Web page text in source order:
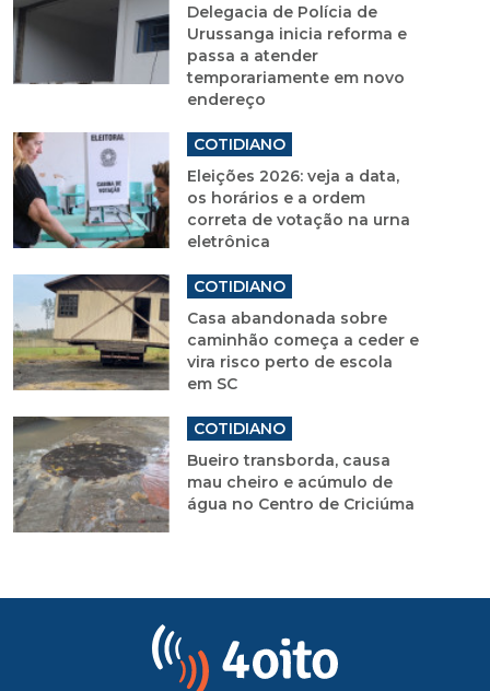
Delegacia de Polícia de
Urussanga inicia reforma e
passa a atender
temporariamente em novo
endereço
COTIDIANO
Eleições 2026: veja a data,
os horários e a ordem
correta de votação na urna
eletrônica
COTIDIANO
Casa abandonada sobre
caminhão começa a ceder e
vira risco perto de escola
em SC
COTIDIANO
Bueiro transborda, causa
mau cheiro e acúmulo de
água no Centro de Criciúma